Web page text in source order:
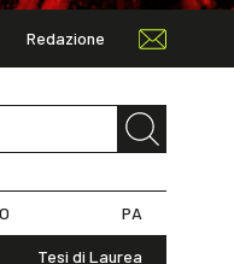
Redazione
PA
Tesi di Laurea